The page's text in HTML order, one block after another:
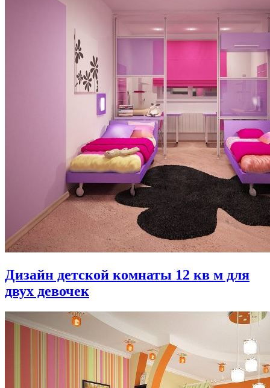
Дизайн детской комнаты 12 кв м для
двух девочек